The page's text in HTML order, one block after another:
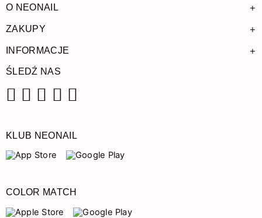
O NEONAIL +
ZAKUPY +
INFORMACJE +
ŚLEDŹ NAS
KLUB NEONAIL
COLOR MATCH